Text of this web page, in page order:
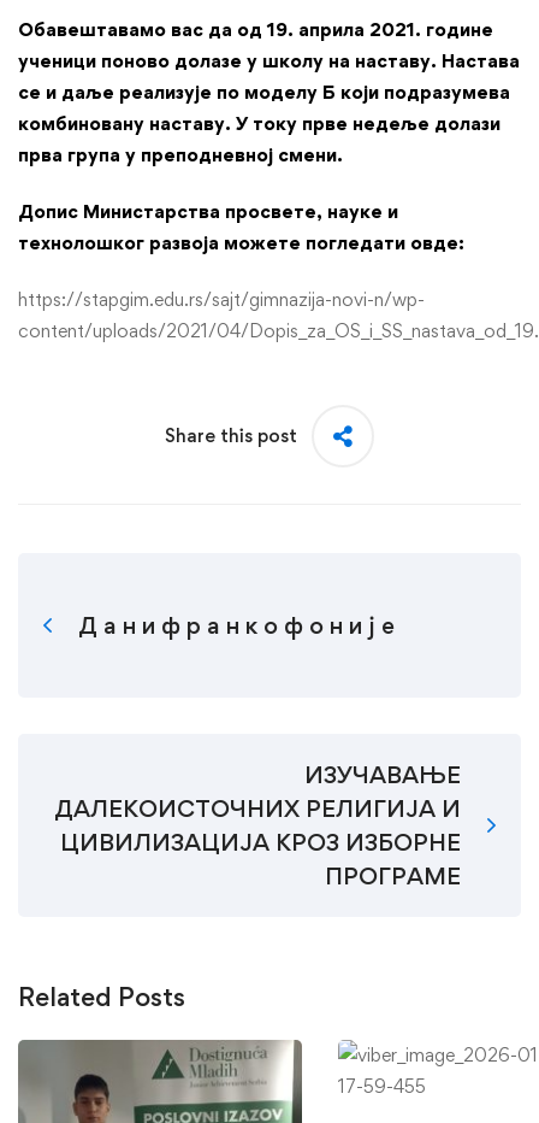
Обавештавамо вас да од 19. априла 2021. године
ученици поново долазе у школу на наставу. Настава
се и даље реализује по моделу Б који подразумева
комбиновану наставу. У току прве недеље долази
прва група у преподневној смени.
Допис Министарства просвете, науке и
технолошког развоја можете погледати овде:
https://stapgim.edu.rs/sajt/gimnazija-novi-n/wp-
content/uploads/2021/04/
Share this post
Д а н и ф р а н к о ф о н и ј е
ИЗУЧАВАЊЕ
ДАЛЕКОИСТОЧНИХ РЕЛИГИЈА И
ЦИВИЛИЗАЦИЈА КРОЗ ИЗБОРНЕ
ПРОГРАМЕ
Related Posts